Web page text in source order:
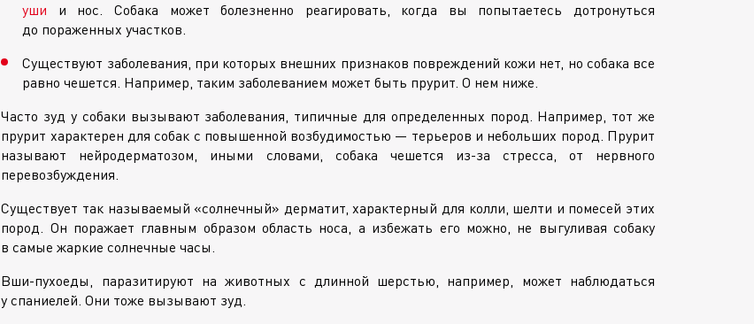
уши и нос. Собака может болезненно реагировать, когда вы попытаетесь дотронуться
до пораженных участков.
Существуют заболевания, при которых внешних признаков повреждений кожи нет, но собака все
равно чешется. Например, таким заболеванием может быть прурит. О нем ниже.
Часто зуд у собаки вызывают заболевания, типичные для определенных пород. Например, тот же
прурит характерен для собак с повышенной возбудимостью — терьеров и небольших пород. Прурит
называют нейродерматозом, иными словами, собака чешется из-за стресса, от нервного
перевозбуждения.
Существует так называемый «солнечный» дерматит, характерный для колли, шелти и помесей этих
пород. Он поражает главным образом область носа, а избежать его можно, не выгуливая собаку
в самые жаркие солнечные часы.
Вши-пухоеды, паразитируют на животных с длинной шерстью, например, может наблюдаться
у спаниелей. Они тоже вызывают зуд.